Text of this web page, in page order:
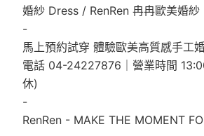
婚紗 Dress / RenRen 冉冉歐美婚紗
-
馬上預約試穿 體驗歐美高質感手工
電話 04-24227876｜營業時間
休)
-
RenRen - MAKE THE MOMENT